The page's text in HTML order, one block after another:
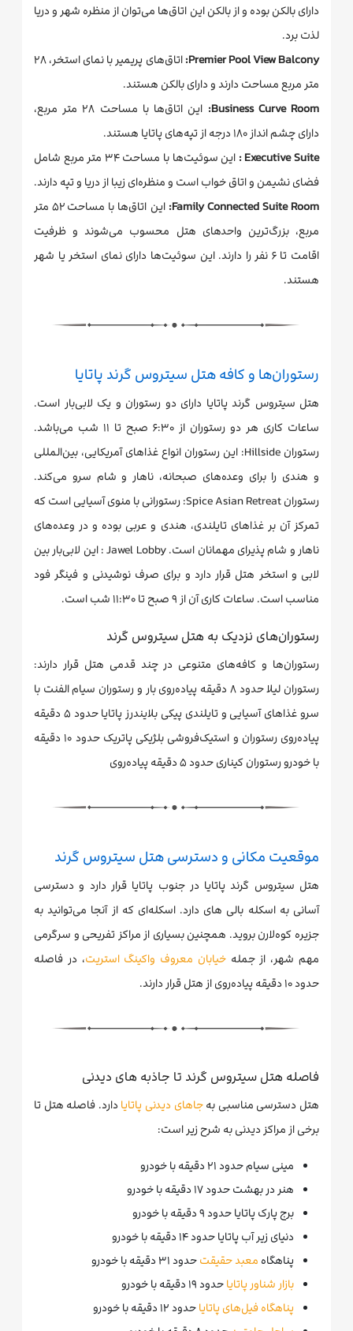
دارای بالکن بوده و از بالکن این اتاق‌ها می‌توان از منظره شهر و دریا
لذت برد.
Premier Pool View Balcony:
اتاق‌های پریمیر با نمای استخر، ۲۸
متر مربع مساحت دارند و دارای بالکن هستند.
Business Curve Room:
این اتاق‌ها با مساحت ۲۸ متر مربع،
دارای چشم انداز ۱۸۰ درجه از تپه‌های پاتایا هستند.
Executive Suite :
این سوئیت‌ها با مساحت ۳۴ متر مربع شامل
فضای نشیمن و اتاق خواب است و منظره‌ای زیبا از دریا و تپه دارند.
Family Connected Suite Room:
این اتاق‌ها با مساحت ۵۲ متر
مربع، بزرگ‌ترین واحدهای هتل محسوب می‌شوند و ظرفیت
اقامت تا ۶ نفر را دارند. این سوئیت‌ها دارای نمای استخر یا شهر
هستند.
رستوران‌ها و کافه هتل سیتروس گرند پاتایا
هتل سیتروس گرند پاتایا دارای دو رستوران و یک لابی‌بار است.
ساعات کاری هر دو رستوران از ۶:۳۰ صبح تا ۱۱ شب می‌باشد.
رستوران Hillside: این رستوران انواع غذاهای آمریکایی، بین‌المللی
و هندی را برای وعده‌های صبحانه، ناهار و شام سرو می‌کند.
رستوران Spice Asian Retreat: رستورانی با منوی آسیایی است که
تمرکز آن بر غذاهای تایلندی، هندی و عربی بوده و در وعده‌های
ناهار و شام پذیرای مهمانان است. Jawel Lobby : این لابی‌بار بین
لابی و استخر هتل قرار دارد و برای صرف نوشیدنی و فینگر فود
مناسب است. ساعات کاری آن از ۹ صبح تا ۱۱:۳۰ شب است.
رستوران‌های نزدیک به هتل سیتروس گرند
رستوران‌ها و کافه‌های متنوعی در چند قدمی هتل قرار دارند:
رستوران لیلا حدود ۸ دقیقه پیاده‌روی بار و رستوران سیام الفنت با
سرو غذاهای آسیایی و تایلندی پیکی بلایندرز پاتایا حدود ۵ دقیقه
پیاده‌روی رستوران و استیک‌فروشی بلژیکی پاتریک حدود ۱۰ دقیقه
با خودرو رستوران کیناری حدود ۵ دقیقه پیاده‌روی
موقعیت مکانی و دسترسی هتل سیتروس گرند
هتل سیتروس گرند پاتایا در جنوب پاتایا قرار دارد و دسترسی
آسانی به اسکله بالی های دارد. اسکله‌ای که از آنجا می‌توانید به
جزیره کوه‌لارن بروید. همچنین بسیاری از مراکز تفریحی و سرگرمی
مهم شهر، از جملهخیابان معروف واکینگ استریت، در فاصله
حدود ۱۰ دقیقه پیاده‌روی از هتل قرار دارند.
فاصله هتل سیتروس گرند تا جاذبه های دیدنی
هتل دسترسی مناسبی بهجاهای دیدنی پاتایا دارد. فاصله هتل تا
برخی از مراکز دیدنی به شرح زیر است:
مینی سیام حدود ۲۱ دقیقه با خودرو
هنر در بهشت حدود ۱۷ دقیقه با خودرو
برج پارک پاتایا حدود ۹ دقیقه با خودرو
دنیای زیر آب پاتایا حدود ۱۴ دقیقه با خودرو
پناهگاه معبد حقیقتحدود ۳۱ دقیقه با خودرو
بازار شناور پاتایاحدود ۱۹ دقیقه با خودرو
پناهگاه فیل‌های پاتایاحدود ۱۲ دقیقه با خودرو